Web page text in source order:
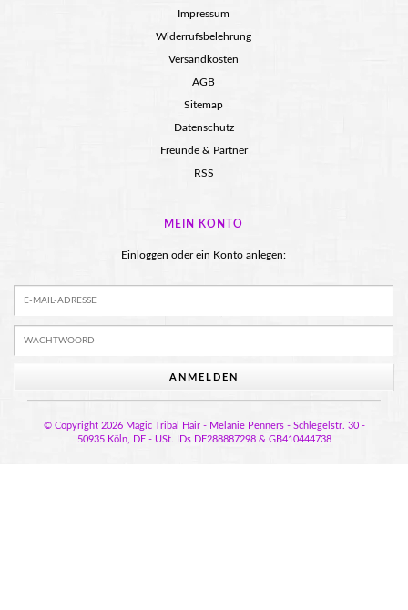
Impressum
Widerrufsbelehrung
Versandkosten
AGB
Sitemap
Datenschutz
Freunde & Partner
RSS
MEIN KONTO
Einloggen oder ein Konto anlegen:
ANMELDEN
© Copyright 2026 Magic Tribal Hair - Melanie Penners - Schlegelstr. 30 -
50935 Köln, DE - USt. IDs DE288887298 & GB410444738